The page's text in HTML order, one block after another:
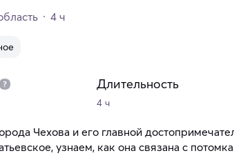
4 ч
Длительность
4 ч
Чехова и его главной
узнаем, как она связана с